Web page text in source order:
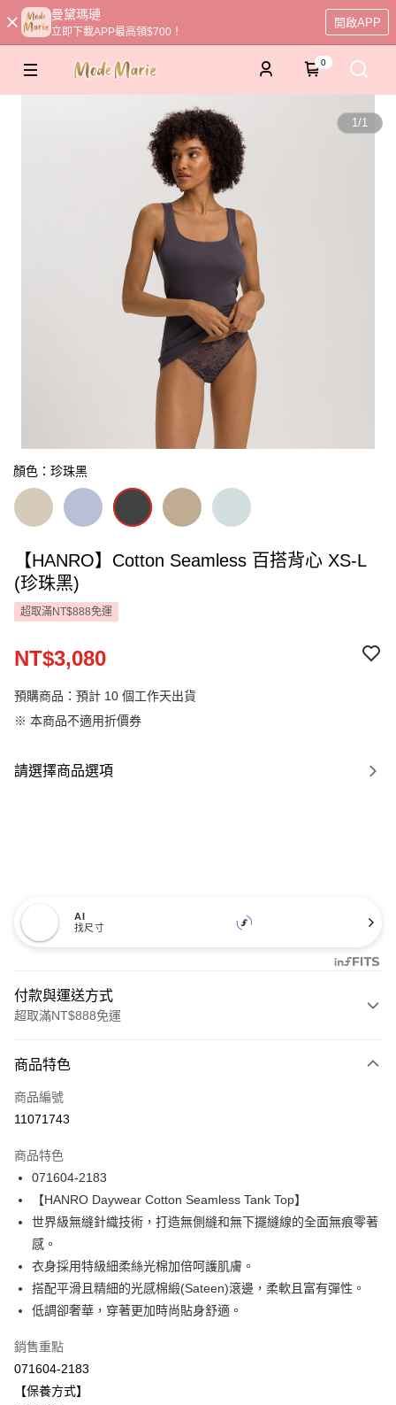
曼黛瑪璉
立即下載APP最高領$700！
開啟APP
0
1/1
顏色：珍珠黑
【HANRO】Cotton Seamless 百搭背心 XS-L
(珍珠黑)
超取滿NT$888免運
NT$3,080
預購商品：預計 10 個工作天出貨
※ 本商品不適用折價券
請選擇商品選項
AI
找尺寸
付款與運送方式
超取滿NT$888免運
信用卡一次付款
信用卡分期付款
合作金庫商業銀行
華南商業銀行
上海商業儲蓄銀行
台北富邦商業銀行
國泰世華商業銀行
兆豐國際商業銀行
臺灣中小企業銀行
匯豐（台灣）商業銀行
華泰商業銀行
聯邦商業銀行
遠東國際商業銀行
元大商業銀行
永豐商業銀行
玉山商業銀行
星展（台灣）商業銀行
台灣樂天信用卡公司
Apple Pay
悠遊付
全盈+PAY
運送方式
付款後全家取貨$888免運-以PackAge+配客嘉循環箱包裝寄出
每筆NT$90，滿NT$888(含以上)免運費
商品特色
商品編號
11071743
商品特色
071604-2183
【HANRO Daywear Cotton Seamless Tank Top】
世界級無縫針織技術，打造無側縫和無下擺縫線的全面無痕零著
感。
衣身採用特級細柔絲光棉加倍呵護肌膚。
搭配平滑且精細的光感棉緞(Sateen)滾邊，柔軟且富有彈性。
低調卻奢華，穿著更加時尚貼身舒適。
銷售重點
071604-2183
【保養方式】